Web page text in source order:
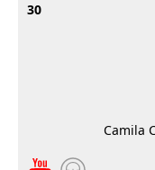
30
Camila